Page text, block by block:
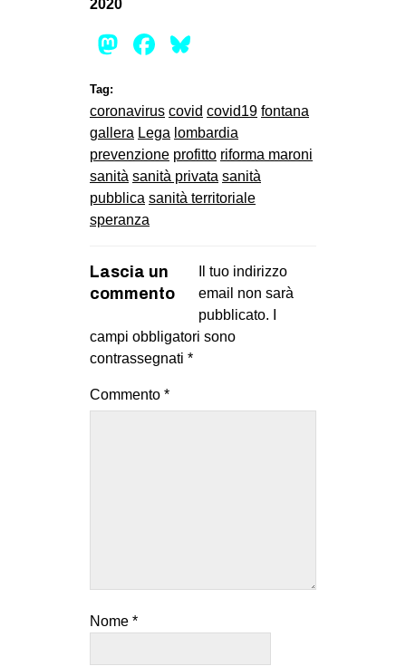
2020
Mastodon
Facebook
Tag:
coronavirus covid covid19 fontana
gallera Lega lombardia
prevenzione profitto riforma maroni
sanità sanità privata sanità
pubblica sanità territoriale
speranza
Lascia un
commento
Il tuo indirizzo
email non sarà
pubblicato.
campi obbligatori sono
contrassegnati *
Commento *
Nome *